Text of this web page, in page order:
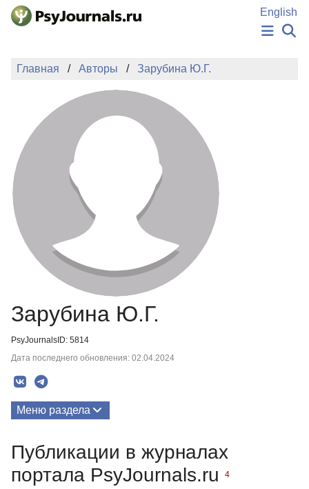
Перейти к основному содержанию
English
НОВОСТИ
АВТОРЫ
ПОДАТЬ РУКОПИСЬ
БАЗА ЗНАНИЙ
КЛЮЧЕВЫЕ СЛОВА
Регистрация
Главная Авторы Зарубина Ю.Г.
Зарубина Ю.Г.
PsyJournalsID: 5814
Дата последнего обновления: 02.04.2024
Меню раздела
Публикации в журналах
портала PsyJournals.ru
4